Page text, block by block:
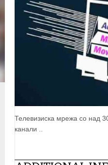
Телевизиска мрежа со над
канали ..